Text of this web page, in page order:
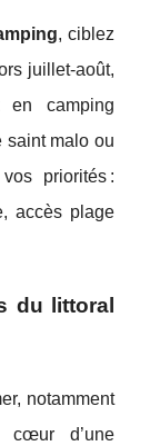
, ciblez
juillet-août,
en camping
saint malo ou
priorités :
accès plage
du littoral
notamment
cœur d’une